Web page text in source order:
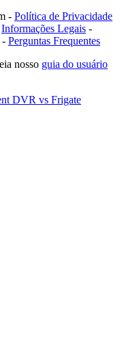
- Política de Privacidade
Informações Legais -
- Perguntas Frequentes
nosso guia do usuário
DVR vs Frigate